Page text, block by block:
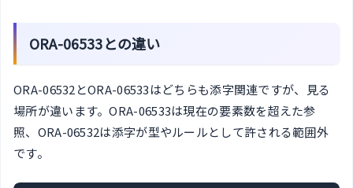
ORA-06533との違い
ORA-06532とORA-06533はどちらも添字関連ですが、見る
場所が違います。ORA-06533は現在の要素数を超えた参
照、ORA-06532は添字が型やルールとして許される範囲外
です。